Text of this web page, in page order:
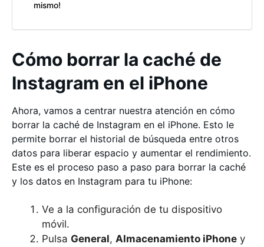
mismo!
Cómo borrar la caché de
Instagram en el iPhone
Ahora, vamos a centrar nuestra atención en cómo
borrar la caché de Instagram en el iPhone. Esto le
permite borrar el historial de búsqueda entre otros
datos para liberar espacio y aumentar el rendimiento.
Este es el proceso paso a paso para borrar la caché
y los datos en Instagram para tu iPhone:
Ve a la configuración de tu dispositivo
móvil.
Pulsa General, Almacenamiento iPhone y